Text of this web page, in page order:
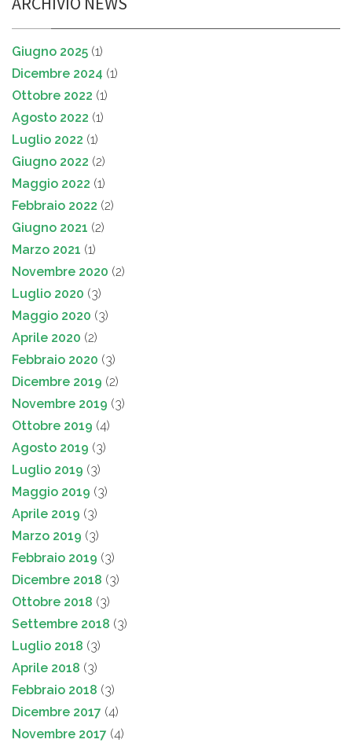
Giugno 2025 (1)
Dicembre 2024 (1)
Ottobre 2022 (1)
Agosto 2022 (1)
Luglio 2022 (1)
Giugno 2022 (2)
Maggio 2022 (1)
Febbraio 2022 (2)
Giugno 2021 (2)
Marzo 2021 (1)
Novembre 2020 (2)
Luglio 2020 (3)
Maggio 2020 (3)
Aprile 2020 (2)
Febbraio 2020 (3)
Dicembre 2019 (2)
Novembre 2019 (3)
Ottobre 2019 (4)
Agosto 2019 (3)
Luglio 2019 (3)
Maggio 2019 (3)
Aprile 2019 (3)
Marzo 2019 (3)
Febbraio 2019 (3)
Dicembre 2018 (3)
Ottobre 2018 (3)
Settembre 2018 (3)
Luglio 2018 (3)
Aprile 2018 (3)
Febbraio 2018 (3)
Dicembre 2017 (4)
Novembre 2017 (4)